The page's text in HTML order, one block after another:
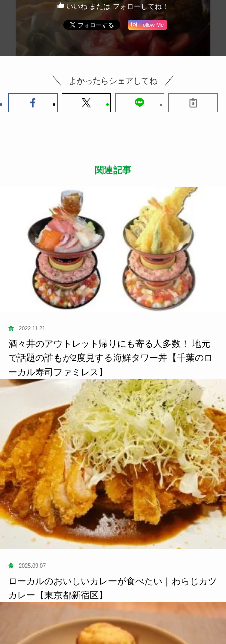
いいね または フォローしてね！
Follow Me
よかったらシェアしてね
関連記事
食 2022.11.21
酒々井のアウトレット帰りにも寄る人多数！ 地元
で話題の誰もが2度見する海鮮タワー丼【千葉のロ
ーカル寿司ファミレス】
食 2025.09.07
ローカルのおいしいカレーが食べたい｜わらじカツ
カレー【東京都新宿区】